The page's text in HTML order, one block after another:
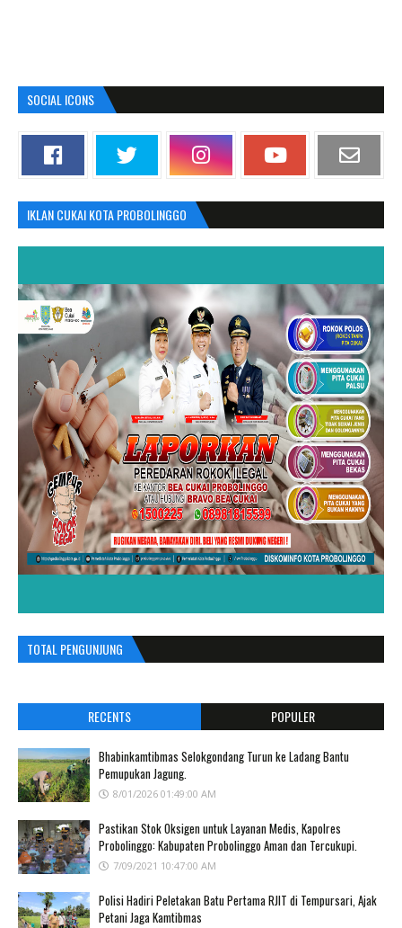
SOCIAL ICONS
IKLAN CUKAI KOTA PROBOLINGGO
TOTAL PENGUNJUNG
RECENTS POPULER
Bhabinkamtibmas Selokgondang Turun ke Ladang Bantu
Pemupukan Jagung.
8/01/2026 01:49:00 AM
Pastikan Stok Oksigen untuk Layanan Medis, Kapolres
Probolinggo: Kabupaten Probolinggo Aman dan Tercukupi.
7/09/2021 10:47:00 AM
Polisi Hadiri Peletakan Batu Pertama RJIT di Tempursari, Ajak
Petani Jaga Kamtibmas